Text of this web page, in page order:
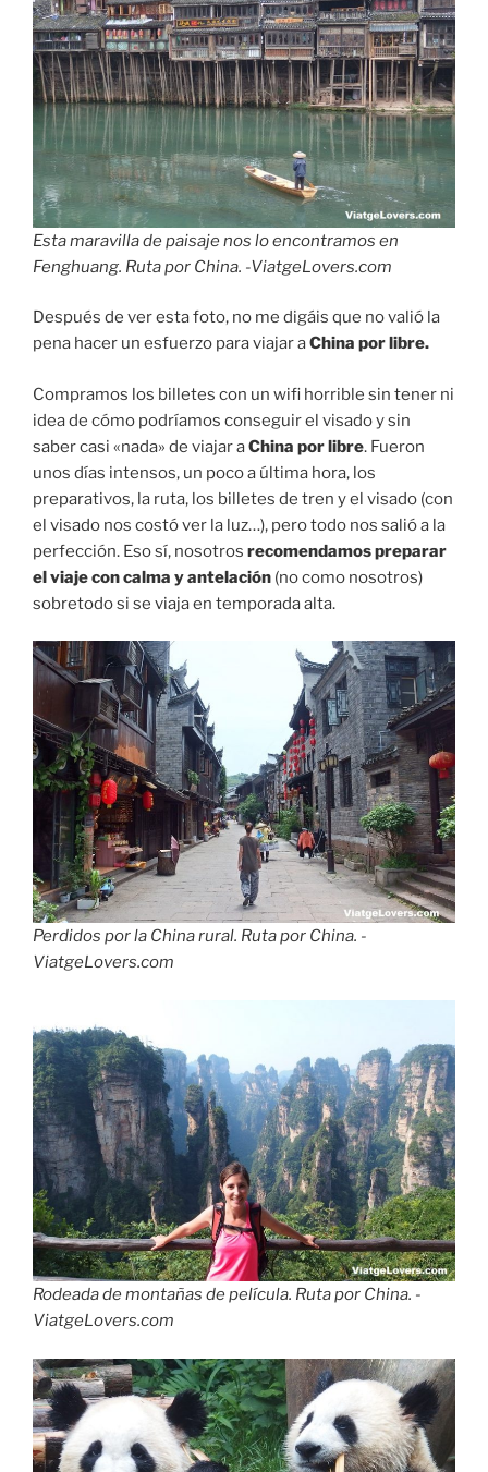
Esta maravilla de paisaje nos lo encontramos en
Fenghuang. Ruta por China. -ViatgeLovers.com
Después de ver esta foto, no me digáis que no valió la
pena hacer un esfuerzo para viajar aChina por libre.
Compramos los billetes con un wifi horrible sin tener ni
idea de cómo podríamos conseguir el visado y sin
saber casi «nada» de viajar aChina por libre. Fueron
unos días intensos, un poco a última hora, los
preparativos, la ruta, los billetes de tren y el visado (con
el visado nos costó ver la luz…), pero todo nos salió a la
perfección. Eso sí, nosotros recomendamos preparar
el viaje con calma y antelación (no como nosotros)
sobretodo si se viaja en temporada alta.
Perdidos por la China rural. Ruta por China. -
ViatgeLovers.com
Rodeada de montañas de película. Ruta por China. -
ViatgeLovers.com